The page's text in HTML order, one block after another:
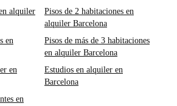
alquiler
Pisos de 2 habitaciones en
alquiler Barcelona
en
Pisos de más de 3 habitaciones
en alquiler Barcelona
en
Estudios en alquiler en
Barcelona
en